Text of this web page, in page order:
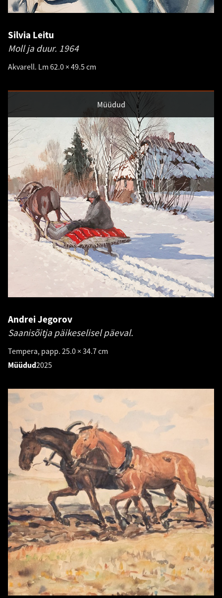
Silvia Leitu
Moll ja duur. 1964
Akvarell. Lm 62.0 × 49.5 cm
Müüdud
Andrei Jegorov
Saanisõitja päikeselisel päeval.
Tempera, papp. 25.0 × 34.7 cm
Müüdud2025